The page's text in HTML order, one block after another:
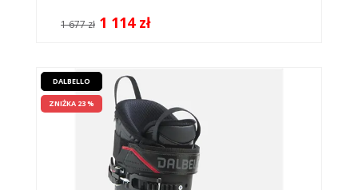
1 677 zł 1 114 zł
DALBELLO
ZNIŻKA 23 %